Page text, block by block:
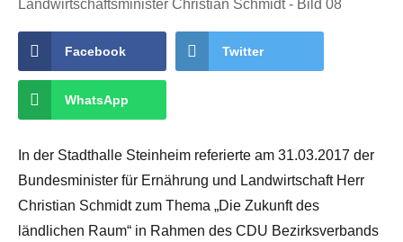
Landwirtschaftsminister Christian Schmidt - Bild 08
Facebook Twitter
WhatsApp
In der Stadthalle Steinheim referierte am 31.03.2017 der
Bundesminister für Ernährung und Landwirtschaft Herr
Christian Schmidt zum Thema „Die Zukunft des
ländlichen Raum“ in Rahmen des CDU Bezirksverbands